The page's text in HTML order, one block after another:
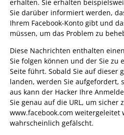
erhalten. Sie erhalten
Sie darüber informiert werden,
Ihrem Facebook-Konto gibt und
müssen, um das Problem zu
Diese Nachrichten enthalten
Sie folgen können und der Sie zu
Seite führt. Sobald Sie auf dieser
landen, werden Sie aufgefordert,
aus kann der Hacker Ihre
Sie genau auf die URL, um sicher
www.facebook.com weitergeleitet
wahrscheinlich gefälscht.